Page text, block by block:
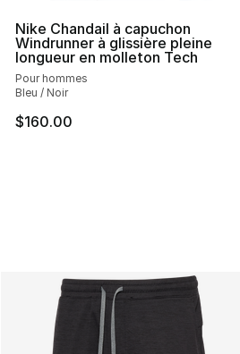
Nike Chandail à capuchon
Windrunner à glissière pleine
longueur en molleton Tech
Pour hommes
Bleu / Noir
$160.00